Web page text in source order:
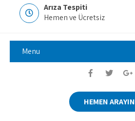
Arıza Tespiti
Hemen ve Ücretsiz
Menu
HEMEN ARAYIN